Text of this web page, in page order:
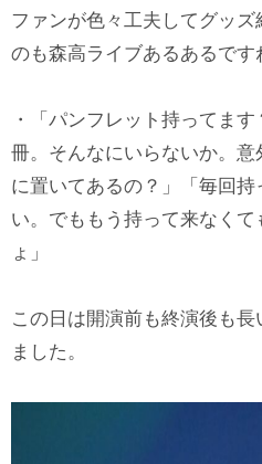
ファンが色々工夫してグッ
のも森高ライブあるあるです
・「パンフレット持ってま
冊。そんなにいらないか。
に置いてあるの？」「毎回
い。でももう持って来なく
ょ」
この日は開演前も終演後も
ました。